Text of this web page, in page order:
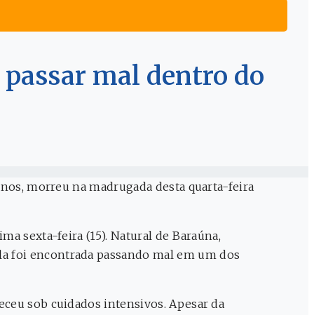
mal dentro do
morreu na madrugada desta quarta-feira
sexta-feira (15). Natural de Baraúna,
foi encontrada passando mal em um dos
sob cuidados intensivos. Apesar da